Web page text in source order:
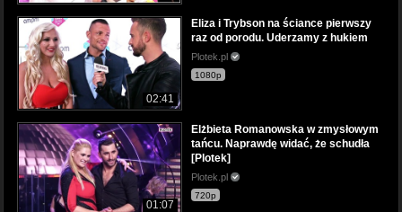
02:41
Eliza i Trybson na ściance pierwszy
raz od porodu. Uderzamy z hukiem
Plotek.pl
1080p
01:07
Elżbieta Romanowska w zmysłowym
tańcu. Naprawdę widać, że schudła
[Plotek]
Plotek.pl
720p